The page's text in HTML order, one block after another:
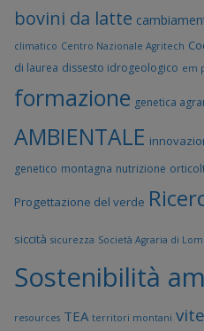
bovini da latte
climatico Centro Nazionale Agritech
di laurea dissesto idrogeologico em
formazione genetica
AMBIENTALE
genetico montagna nutrizione
Progettazione del verde
siccità sicurezza Società Agraria di
Sostenibilità
resources TEA territori montani vite